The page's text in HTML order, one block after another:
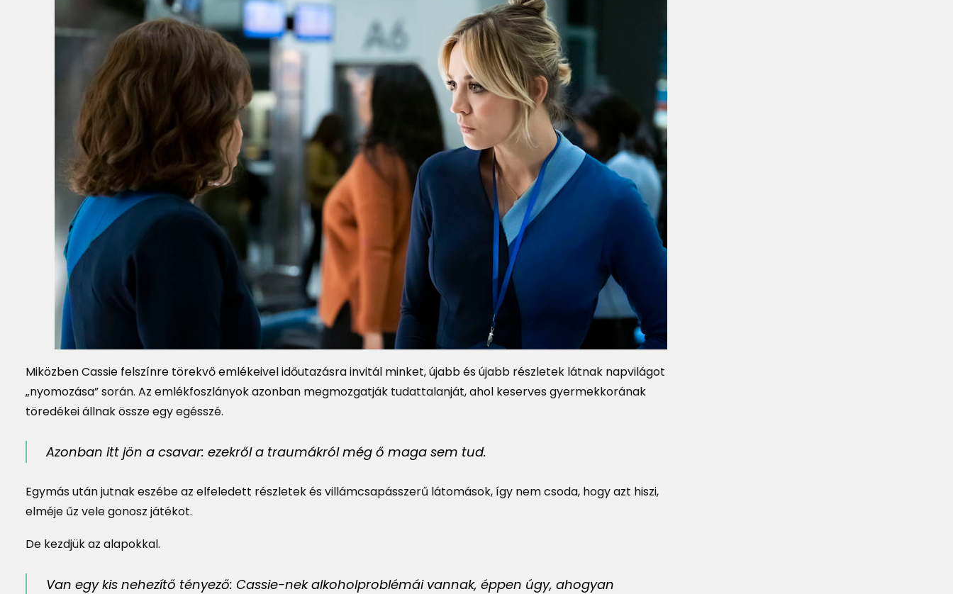
Miközben Cassie felszínre törekvő emlékeivel időutazásra invitál minket, újabb és újabb részletek látnak napvilágot
„nyomozása” során. Az emlékfoszlányok azonban megmozgatják tudattalanját, ahol keserves gyermekkorának
töredékei állnak össze egy egésszé.
Azonban itt jön a csavar: ezekről a traumákról még ő maga sem tud.
Egymás után jutnak eszébe az elfeledett részletek és villámcsapásszerű látomások, így nem csoda, hogy azt hiszi,
elméje űz vele gonosz játékot.
De kezdjük az alapokkal.
Van egy kis nehezítő tényező: Cassie-nek alkoholproblémái vannak, éppen úgy, ahogyan